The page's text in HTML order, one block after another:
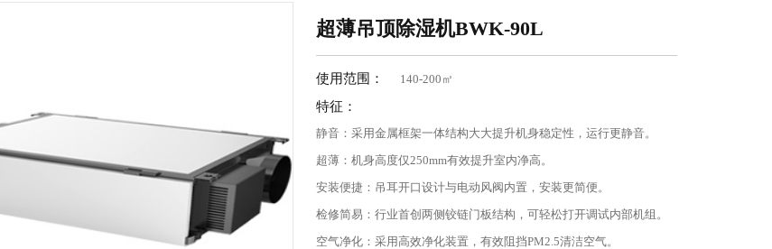
超薄吊顶除湿机BWK-90L
使用范围： 140-200㎡
特征：
静音：采用金属框架一体结构大大提升机身稳定性，运行更静音。
超薄：机身高度仅250mm有效提升室内净高。
安装便捷：吊耳开口设计与电动风阀内置，安装更简便。
检修简易：行业首创两侧铰链门板结构，可轻松打开调试内部机组。
空气净化：采用高效净化装置，有效阻挡PM2.5清洁空气。